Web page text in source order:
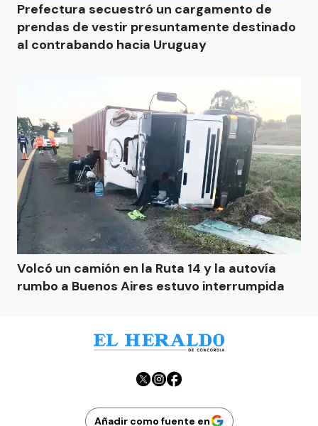
Prefectura secuestró un cargamento de
prendas de vestir presuntamente destinado
al contrabando hacia Uruguay
Volcó un camión en la Ruta 14 y la autovía
rumbo a Buenos Aires estuvo interrumpida
Añadir como fuente en